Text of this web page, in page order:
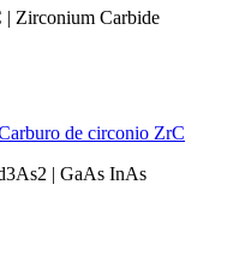
de circonio ZrC